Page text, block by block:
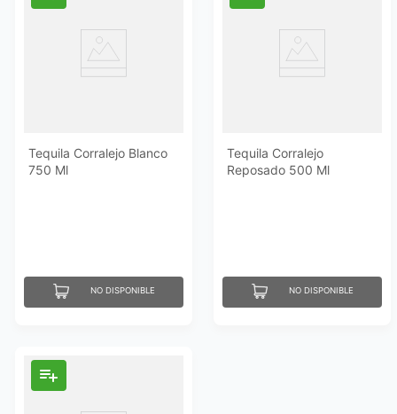
Tequila Corralejo Blanco
750 Ml
NO DISPONIBLE
Tequila Corralejo
Reposado 500 Ml
NO DISPONIBLE